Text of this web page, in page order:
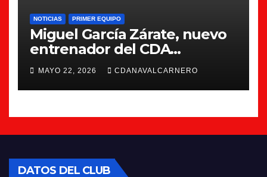
NOTICIAS PRIMER EQUIPO
Miguel García Zárate, nuevo
entrenador del CDA
Navalcarnero
MAYO 22, 2026 CDANAVALCARNERO
DATOS DEL CLUB